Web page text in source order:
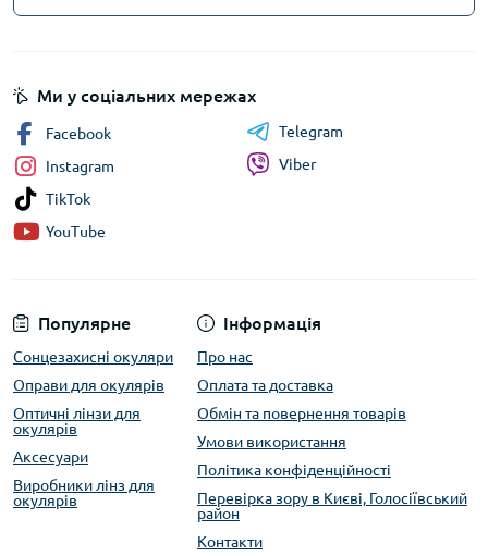
Популярне
Сонцезахисні окуляри
Оправи для окулярів
Оптичні лінзи для
окулярів
Аксесуари
Виробники лінз для
окулярів
Інформація
Про нас
Оплата та доставка
Обмін та повернення товарів
Умови використання
Політика конфіденційності
Перевірка зору в Києві, Голосіївський
район
Контакти
Ми у соціальних мережах
Facebook
Instagram
TikTok
YouTube
Telegram
Viber